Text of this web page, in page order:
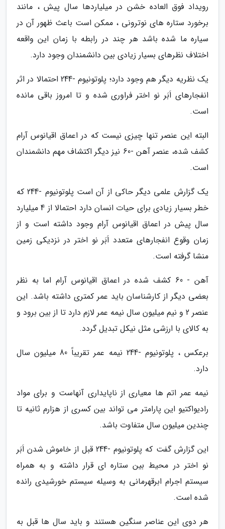
رویداد فوق العاده خشن در میلیاردها سال پیش ، مانند
برخورد ستاره های نوترونی ، ممکن است باعث ظهور آن در
سیاره ما شده باشد هر چند در رابطه با زمان این واقعه
اختلاف نظرهای بسیار زیادی بین دانشمندان وجود دارد.
یک نظریه دیگر هم وجود دارد؛ پلوتونیوم -244 احتمالا در اثر
انفجارهای اَبَر نو اختر فراوری شده و تا امروز باقی مانده
است.
البته این عنصر تنها چیزی نیست که در اعماق اقیانوس آرام
کشف شده، عنصر آهن -60 نیز دیگر اکتشاف مهم دانشمندان
است.
یک گزارش علمی دیگر حاکی از آن است پلوتونیوم -244 که
خطر بسیار زیادی برای حیات انسان دارد احتمالا از 4 میلیارد
سال پیش در اعماق اقیانوس آرام وجود داشته است و از
زمان وقوع انفجارهای متعدد اَبَر نو اختر در نزدیکی زمین
منشا گرفته است.
آهن - 60 کشف شده در اعماق اقیانوس آرام اما به نظر
بعضی دیگر از کارشناسان باید عمر کمتری داشته باشد. این
عنصر 2 و نیم میلیون سال نیمه عمر لازم دارد تا از بین برود و
به کالای با ارزشی مثل نیکل تبدیل گردد.
برعکس ، پلوتونیوم -244 نیمه عمر تقریباً 80 میلیون سال
دارد.
نیمه عمر اتم ها معیاری از ناپایداری آنهاست و برای مواد
رادیواکتیو این پارامتر می تواند بین کسری از هزارم ثانیه تا
چندین میلیون سال متفاوت باشد.
این گزارش گفت که پلوتونیوم -244 قبل از خاموش شدن اَبَر
نو اختر در محیط بین ستاره ای قرار داشته و به همراه
سیستم اجرام ابرقهرمانی به وسیله سیستم خورشیدی رانده
شده است.
هر دوی این عناصر سنگین هستند و باید سال ها قبل به